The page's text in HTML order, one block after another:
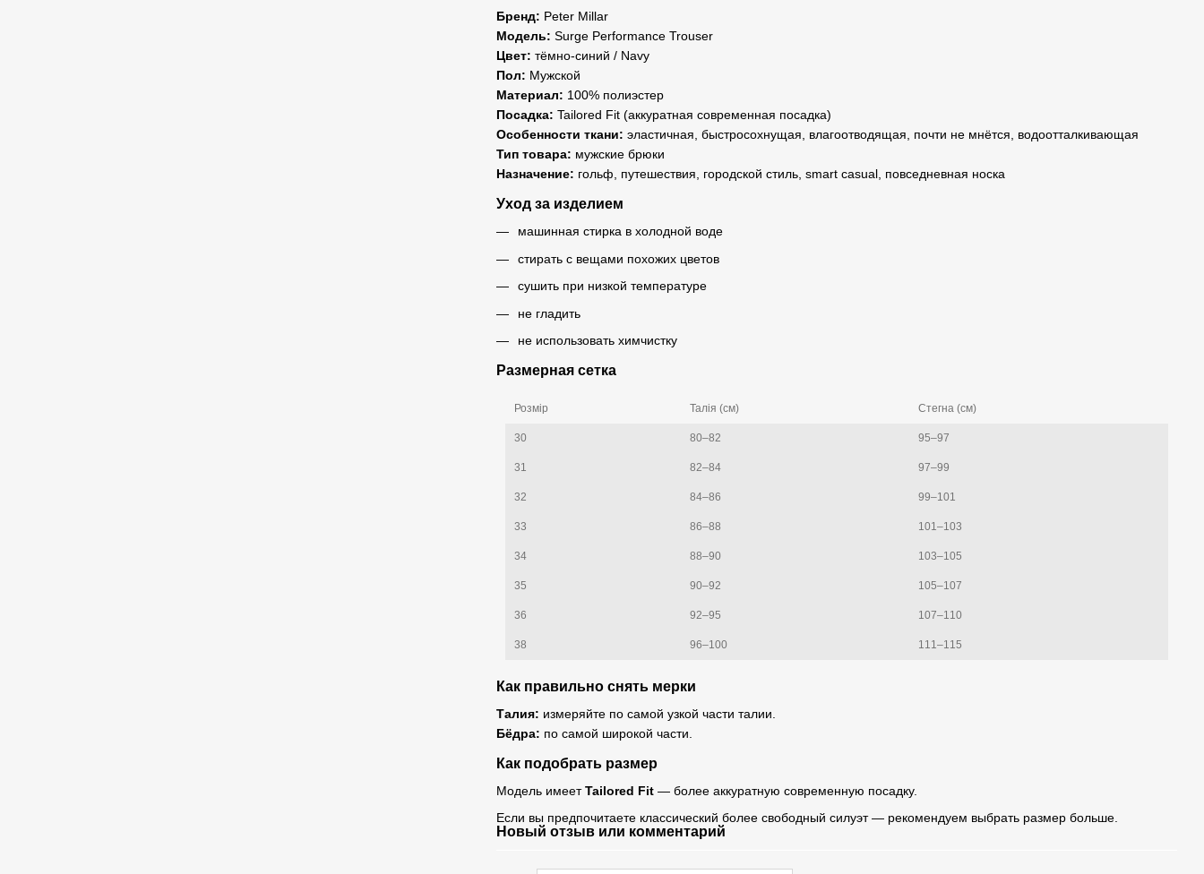
Бренд: Peter Millar
Модель: Surge Performance Trouser
Цвет: тёмно-синий / Navy
Пол: Мужской
Материал: 100% полиэстер
Посадка: Tailored Fit (аккуратная современная посадка)
Особенности ткани: эластичная, быстросохнущая, влагоотводящая, почти не мнётся, водоотталкивающая
Тип товара: мужские брюки
Назначение: гольф, путешествия, городской стиль, smart casual, повседневная носка
Уход за изделием
машинная стирка в холодной воде
стирать с вещами похожих цветов
сушить при низкой температуре
не гладить
не использовать химчистку
Размерная сетка
Розмір Талія (см) Стегна (см)
30 80–82 95–97
31 82–84 97–99
32 84–86 99–101
33 86–88 101–103
34 88–90 103–105
35 90–92 105–107
36 92–95 107–110
38 96–100 111–115
Как правильно снять мерки
Талия: измеряйте по самой узкой части талии.
Бёдра: по самой широкой части.
Как подобрать размер
Модель имеетTailored Fit— более аккуратную современную посадку.
Если вы предпочитаете классический более свободный силуэт — рекомендуем выбрать размер больше.
Новый отзыв или комментарий